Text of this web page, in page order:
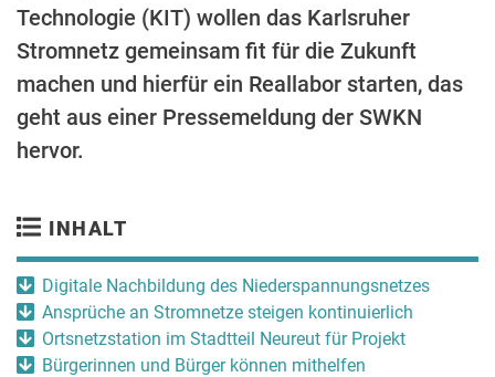
Technologie (KIT) wollen das Karlsruher
Stromnetz gemeinsam fit für die Zukunft
machen und hierfür ein Reallabor starten, das
geht aus einer Pressemeldung der SWKN
hervor.
INHALT
Digitale Nachbildung des Niederspannungsnetzes
Ansprüche an Stromnetze steigen kontinuierlich
Ortsnetzstation im Stadtteil Neureut für Projekt
Bürgerinnen und Bürger können mithelfen